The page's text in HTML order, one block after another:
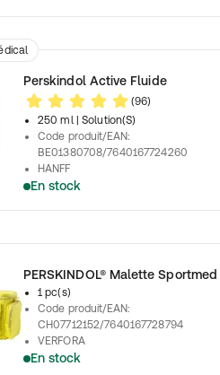
Perskindol Active Fluide
(96)
250 ml
| Solution(S)
Code produit/EAN:
BE01380708/7640167724260
HANFF
En stock
PERSKINDOL® Malette Sportmed
1 pc(s)
Code produit/EAN:
CH07712152/7640167728794
VERFORA
En stock